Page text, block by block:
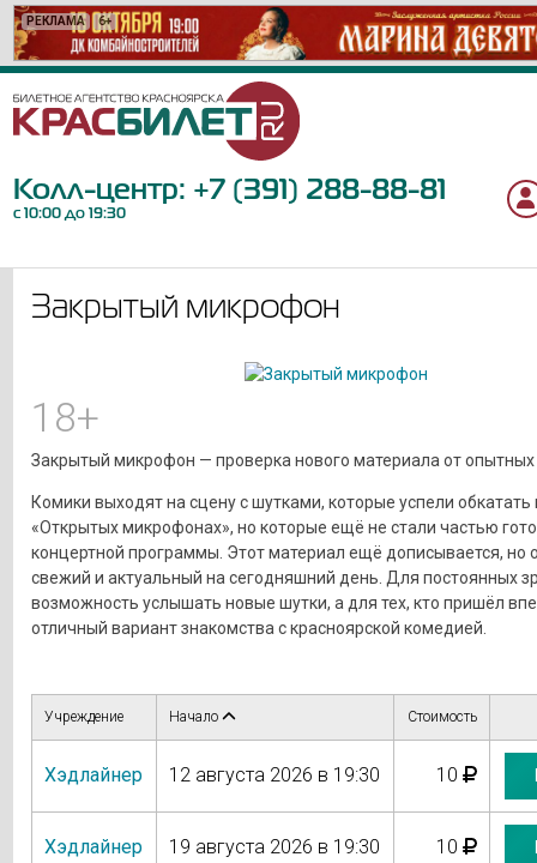
РЕКЛАМА 6+
РЕКЛАМА 12+
РЕКЛАМА 0+
РЕКЛАМА 12+
РЕКЛАМА 12+
РЕКЛАМА 6+
РЕКЛАМА 12+
РЕКЛАМА 16+
РЕКЛАМА 12+
РЕКЛАМА 12+
РЕКЛАМА 6+
РЕКЛАМА 16+
РЕКЛАМА 12+
РЕКЛАМА 6+
РЕКЛАМА 18+
РЕКЛАМА 12+
РЕКЛАМА 6+
РЕКЛАМА 12+
РЕКЛАМА 6+
РЕКЛАМА 18+
Колл-центр: +7 (391) 288-88-81
с 10:00 до 19:30
Закрытый микрофон
18+
Закрытый микрофон — проверка нового материала от опытных
Комики выходят на сцену с шутками, которые успели обкатать
«Открытых микрофонах», но которые ещё не стали частью
концертной программы. Этот материал ещё дописывается, но
свежий и актуальный на сегодняшний день. Для постоянных
возможность услышать новые шутки, а для тех, кто пришёл
отличный вариант знакомства с красноярской комедией.
Учреждение Начало Стоимость
Хэдлайнер 12 августа 2026 в 19:30 10
Хэдлайнер 19 августа 2026 в 19:30 10